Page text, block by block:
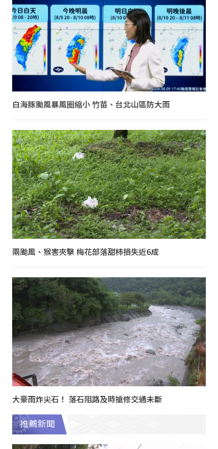
白海豚颱風暴風圈縮小 竹苗、台北山區防大雨
兩颱風、猴害夾擊 梅花部落甜柿損失近6成
大豪雨炸尖石！ 落石阻路及時搶修交通未斷
推薦新聞